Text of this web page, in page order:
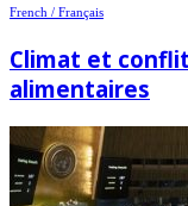
French / Français
Climat et
alimentaires